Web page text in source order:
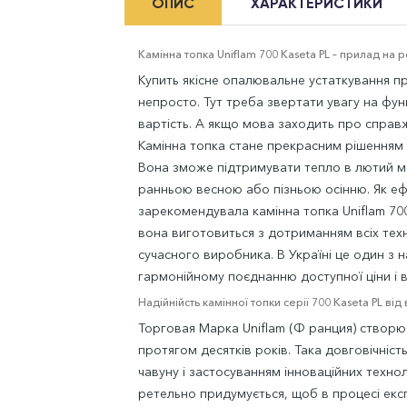
ОПИС ХАРАКТЕРИСТИКИ
Камінна топка Uniflam 700 Kaseta PL – прилад на
Купить якісне опалювальне устаткування
непросто. Тут треба звертати увагу на
вартість. А якщо мова заходить про
Камінна топка стане прекрасним
Вона зможе підтримувати тепло в лютий
ранньою весною або пізньою осінню. Як
зарекомендувала камінна топка Uniflam
вона виготовиться з дотриманням всіх
сучасного виробника. В Україні це один з
гармонійному поєднанню доступної ціни і
Надійнійсть камінної топки серії 700 Kaseta PL
Торговая Марка Uniflam (Ф ранция)
протягом десятків років. Така
чавуну і застосуванням інноваційних
ретельно придумується, щоб в процесі